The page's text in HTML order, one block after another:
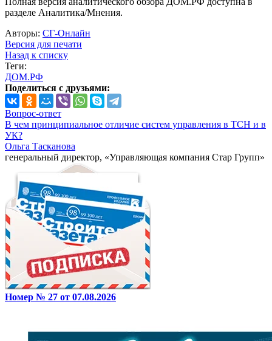
разделе Аналитика/Мнения.
Авторы: СГ-Онлайн
Версия для печати
Назад к списку
Теги:
ДОМ.РФ
Поделиться с друзьями:
Вопрос-ответ
В чем принципиальное отличие систем управления в ТСН и в
УК?
Ольга Тасканова
генеральный директор, «Управляющая компания Стар Групп»
Номер № 27 от 07.08.2026